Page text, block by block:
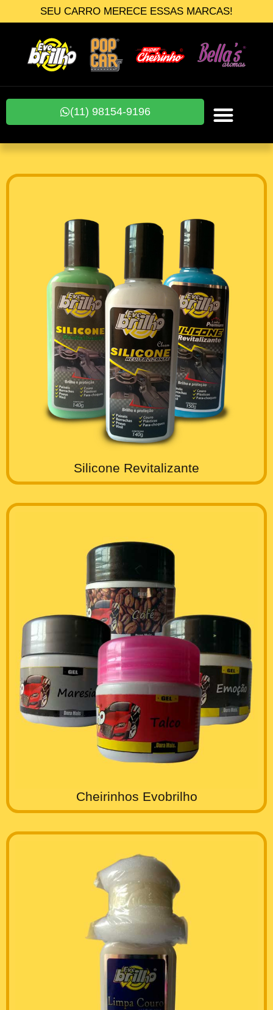
SEU CARRO MERECE ESSAS MARCAS!
(11) 98154-9196
Silicone Revitalizante
Cheirinhos Evobrilho